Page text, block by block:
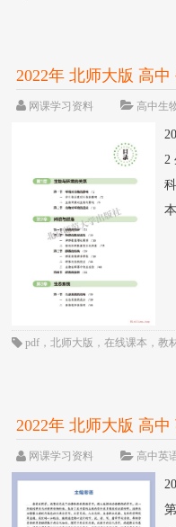
2022年 北师大版 高
境 课本 pdf 高清
网课学习资料 高中生
2
pdf ，北师大版 ，在线课本 ，教
2022年 北师大版 高
pdf 高清
网课学习资料 高中英